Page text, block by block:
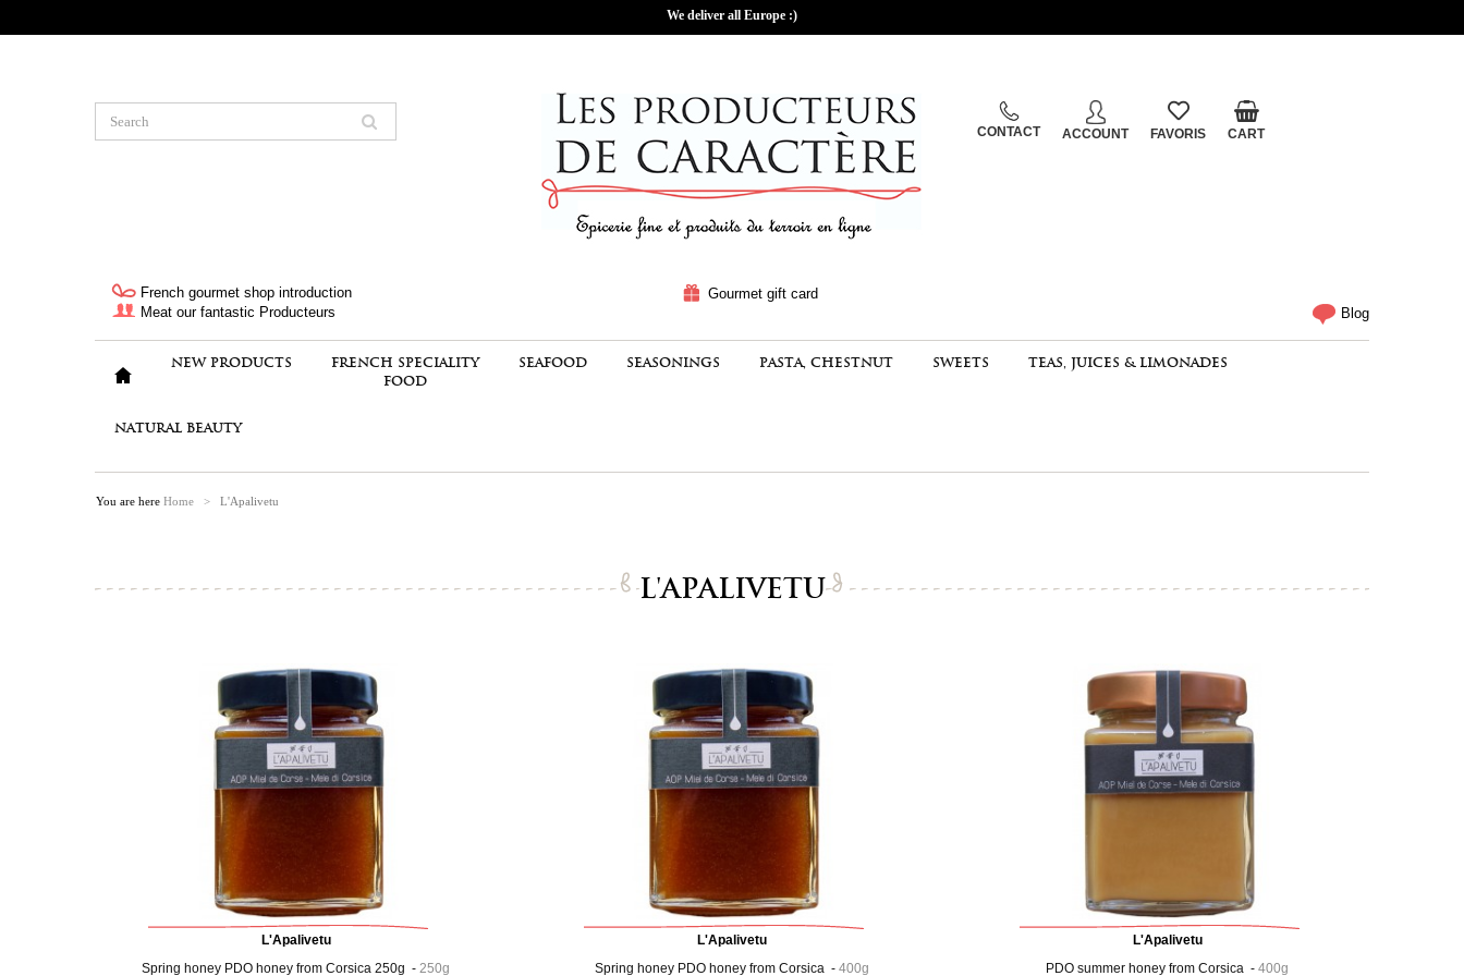
We deliver all Europe :)
CONTACT ACCOUNT FAVORIS CART
French gourmet shop introduction
Meat our fantastic Producteurs
Gourmet gift card
Blog
NEW PRODUCTS
FRENCH SPECIALITY
FOOD
SEAFOOD SEASONINGS PASTA, CHESTNUT SWEETS TEAS, JUICES & LIMONADES
NATURAL BEAUTY
You are here Home > L'Apalivetu
L'APALIVETU
L'Apalivetu
Spring honey PDO honey from Corsica 250g -250g
L'Apalivetu
Spring honey PDO honey from Corsica - 400g
L'Apalivetu
PDO summer honey from Corsica -400g